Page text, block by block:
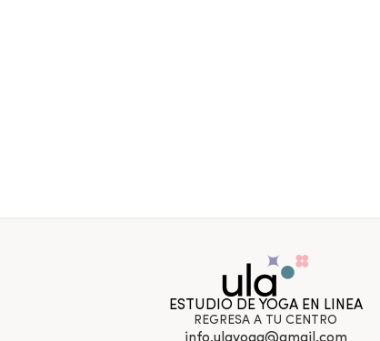
ESTUDIO DE YOGA EN LINEA
REGRESA A TU CENTRO